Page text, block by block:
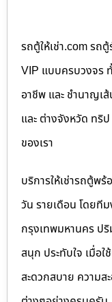
รถตู้ให้เช่า.com รถ
VIP แบบครบวงจร
อาชีพ และ ชำนาญ
และ ต่างจังหวัด ทริ
ของเรา
บริการให้เช่ารถตู้พ
วัน รายเดือน โดยที
กรุงเทพมหานคร ป
สนุก ประทับใจ เมื่อใ
สะดวกสบาย ความส